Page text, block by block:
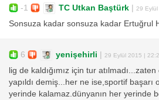
-1 TC Utkan Baştürk | 29
Sonsuza kadar sonsuza kadar Ertuğrul
6 yenişehirli | 29 Eylül 2015 |
lig de kaldığımız için tur
yapıldı demiş...her ne ise,sportif başarı
yerinde kalamaz.dünyanın her yerinde